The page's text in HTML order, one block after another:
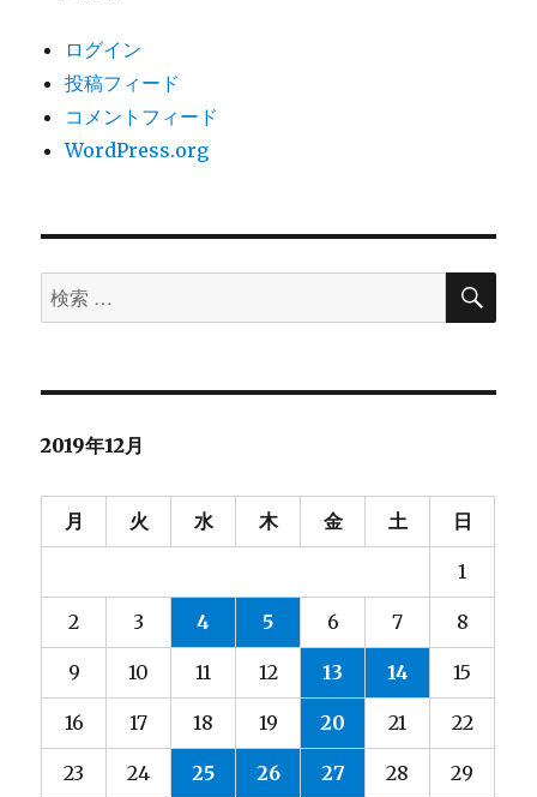
ログイン
投稿フィード
コメントフィード
WordPress.org
検
索
象:
検
2019年12月
月 火 水 木 金 土 日
1
2 3 4 5 6 7 8
9 10 11 12 13 14 15
16 17 18 19 20 21 22
23 24 25 26 27 28 29